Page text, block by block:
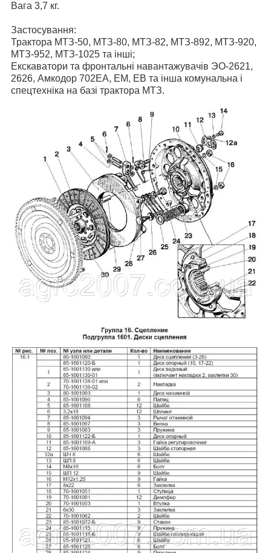
Вага 3,7 кг.
Застосування:
Трактора МТЗ-50, МТЗ-80, МТЗ-82, МТЗ-892, МТЗ-920,
МТЗ-952, МТЗ-1025 та інші;
Екскаватори та фронтальні навантажувачів ЭО-2621,
2626, Амкодор 702ЕА, ЕМ, ЕВ та інша комунальна і
спецтехніка на базі трактора МТЗ.